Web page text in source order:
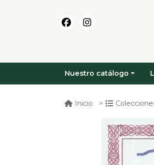
Nuestro catálogo
Inicio